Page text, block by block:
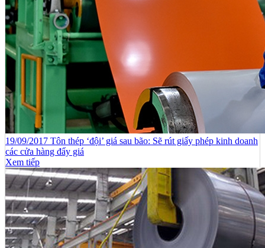
19/09/2017 Tôn thép ‘đội’ giá sau bão: Sẽ rút giấy phép kinh doanh
các cửa hàng đẩy giá
Xem tiếp